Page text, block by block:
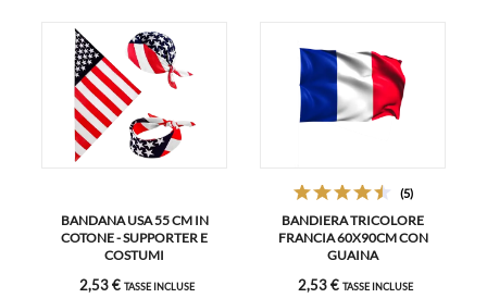
BANDANA USA 55 CM IN
COTONE - SUPPORTER E
COSTUMI
2,53 € TASSE INCLUSE
(5)
BANDIERA TRICOLORE
FRANCIA 60X90CM CON
GUAINA
2,53 € TASSE INCLUSE